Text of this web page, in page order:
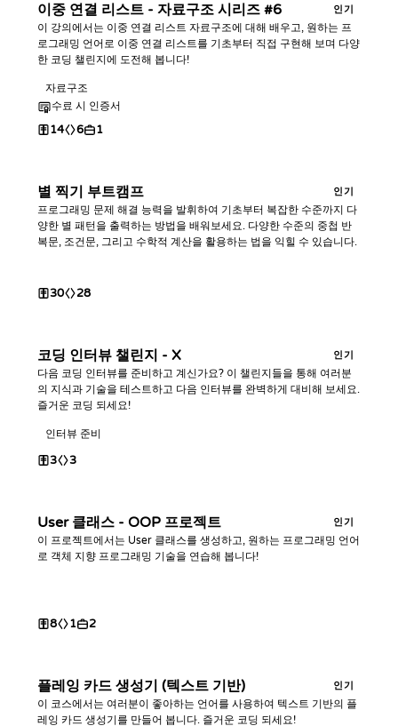
이중 연결 리스트 - 자료구조 시리즈 #6 인기
이 강의에서는 이중 연결 리스트 자료구조에 대해 배우고, 원하는 프
로그래밍 언어로 이중 연결 리스트를 기초부터 직접 구현해 보며 다양
한 코딩 챌린지에 도전해 봅니다!
자료구조
수료 시 인증서
14 6 1
별 찍기 부트캠프 인기
프로그래밍 문제 해결 능력을 발휘하여 기초부터 복잡한 수준까지 다
양한 별 패턴을 출력하는 방법을 배워보세요. 다양한 수준의 중첩 반
복문, 조건문, 그리고 수학적 계산을 활용하는 법을 익힐 수 있습니다.
30 28
코딩 인터뷰 챌린지 - X 인기
다음 코딩 인터뷰를 준비하고 계신가요? 이 챌린지들을 통해 여러분
의 지식과 기술을 테스트하고 다음 인터뷰를 완벽하게 대비해 보세요.
즐거운 코딩 되세요!
인터뷰 준비
3 3
User 클래스 - OOP 프로젝트 인기
이 프로젝트에서는 User 클래스를 생성하고, 원하는 프로그래밍 언어
로 객체 지향 프로그래밍 기술을 연습해 봅니다!
8 1 2
플레잉 카드 생성기 (텍스트 기반) 인기
이 코스에서는 여러분이 좋아하는 언어를 사용하여 텍스트 기반의 플
레잉 카드 생성기를 만들어 봅니다. 즐거운 코딩 되세요!